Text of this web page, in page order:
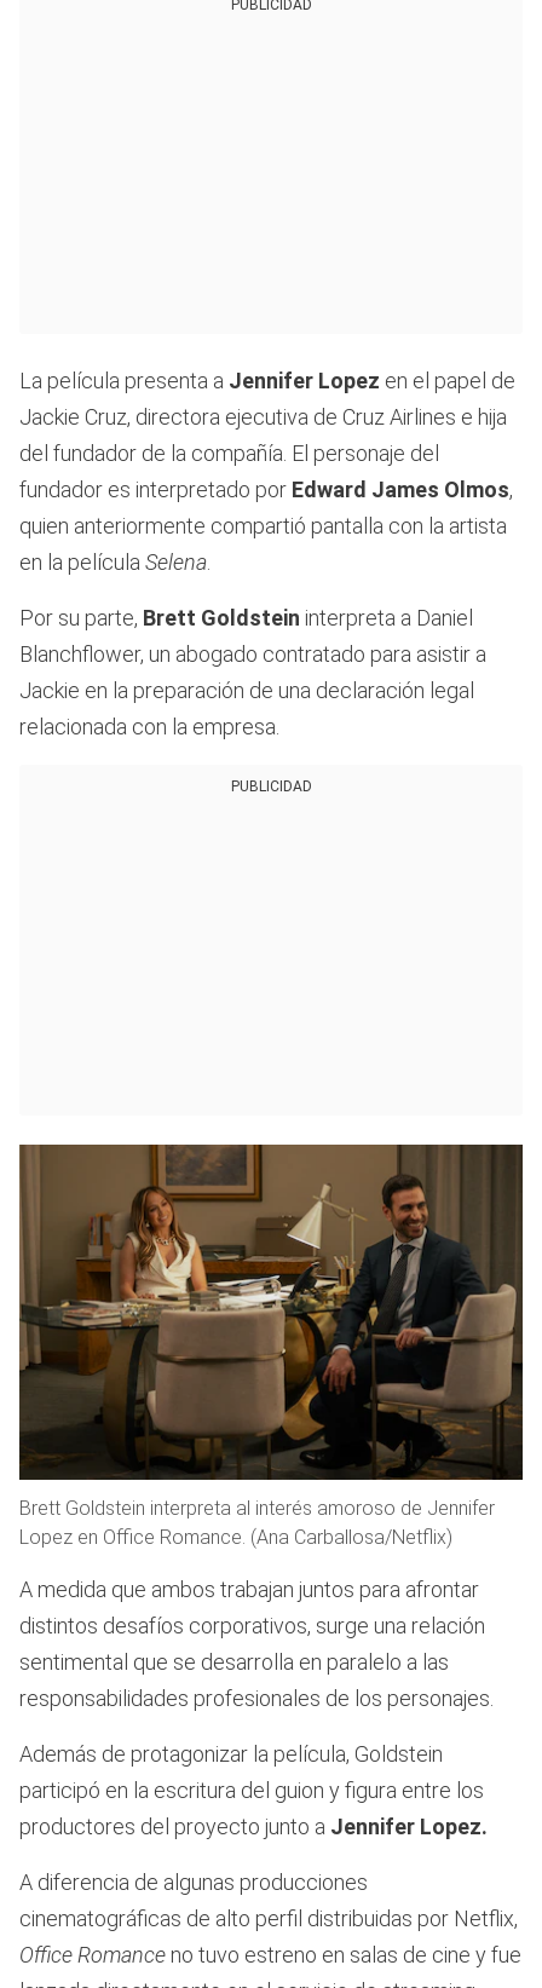
PUBLICIDAD
La película presenta a Jennifer Lopez en el papel de
Jackie Cruz, directora ejecutiva de Cruz Airlines e hija
del fundador de la compañía. El personaje del
fundador es interpretado por Edward James Olmos,
quien anteriormente compartió pantalla con la artista
en la película Selena
Por su parte, Brett Goldstein interpreta a Daniel
Blanchflower, un abogado contratado para asistir a
Jackie en la preparación de una declaración legal
relacionada con la empresa.
PUBLICIDAD
Brett Goldstein interpreta al interés amoroso de Jennifer
Lopez en Office Romance. (Ana Carballosa/Netflix)
A medida que ambos trabajan juntos para afrontar
distintos desafíos corporativos, surge una relación
sentimental que se desarrolla en paralelo a las
responsabilidades profesionales de los personajes.
Además de protagonizar la película, Goldstein
participó en la escritura del guion y figura entre los
productores del proyecto junto a Jennifer Lopez.
A diferencia de algunas producciones
cinematográficas de alto perfil distribuidas por Netflix,
Office Romance no tuvo estreno en salas de cine y fue